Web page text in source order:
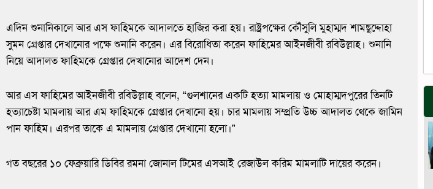
এদিন শুনানিকালে আর এস ফাহিমকে আদালতে হাজির করা হয়। রাষ্ট্রপক্ষের কৌঁসুলি মুহাম্মদ শামছুদ্দোহা
সুমন গ্রেপ্তার দেখানোর পক্ষে শুনানি করেন। এর বিরোধিতা করেন ফাহিমের আইনজীবী রবিউল্লাহ। শুনানি
নিয়ে আদালত ফাহিমকে গ্রেপ্তার দেখানোর আদেশ দেন।
আর এস ফাহিমের আইনজীবী রবিউল্লাহ বলেন, “গুলশানের একটি হত্যা মামলায় ও মোহাম্মদপুরের তিনটি
হত্যাচেষ্টা মামলায় আর এম ফাহিমকে গ্রেপ্তার দেখানো হয়। চার মামলায় সম্প্রতি উচ্চ আদালত থেকে জামিন
পান ফাহিম। এরপর তাকে এ মামলায় গ্রেপ্তার দেখানো হলো।”
গত বছরের ১০ ফেব্রুয়ারি ডিবির রমনা জোনাল টিমের এসআই রেজাউল করিম মামলাটি দায়ের করেন।